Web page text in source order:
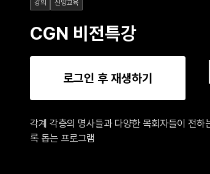
강의 신앙교육
CGN 비전특강
로그인 후 재생하기
각계 각층의 명사들과 다양한 목회자들이 전
록 돕는 프로그램